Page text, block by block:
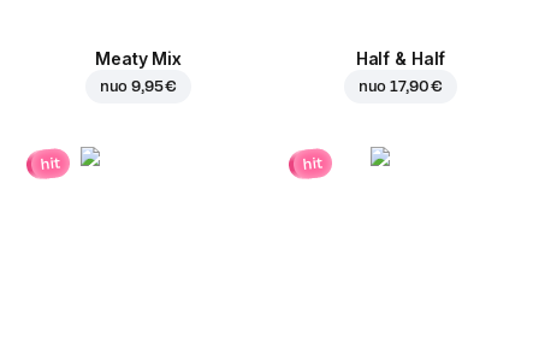
Meaty Mix
nuo9,95 €
Half & Half
nuo17,90 €
hit hit